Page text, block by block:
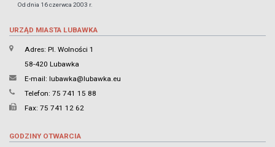
Od dnia 16 czerwca 2003 r.
URZĄD MIASTA LUBAWKA
Adres: Pl. Wolności 1
58-420 Lubawka
E-mail: lubawka@lubawka.eu
Telefon: 75 741 15 88
Fax: 75 741 12 62
GODZINY OTWARCIA